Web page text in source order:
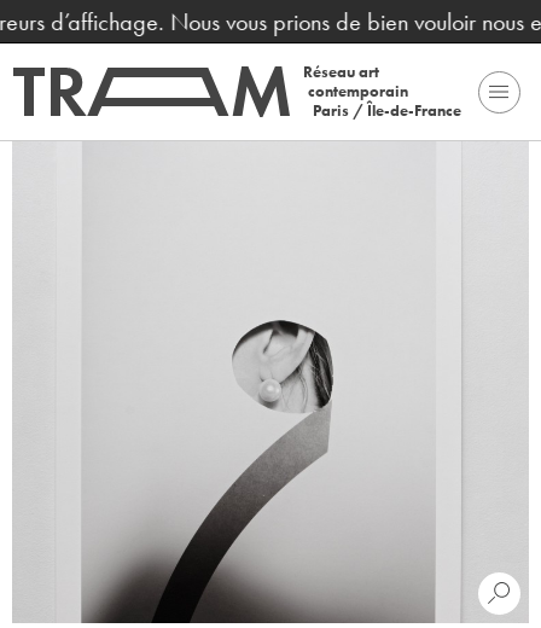
vous prions de bien vouloir nous excuser pour la
Réseau art
contemporain
Paris / Île-de-France